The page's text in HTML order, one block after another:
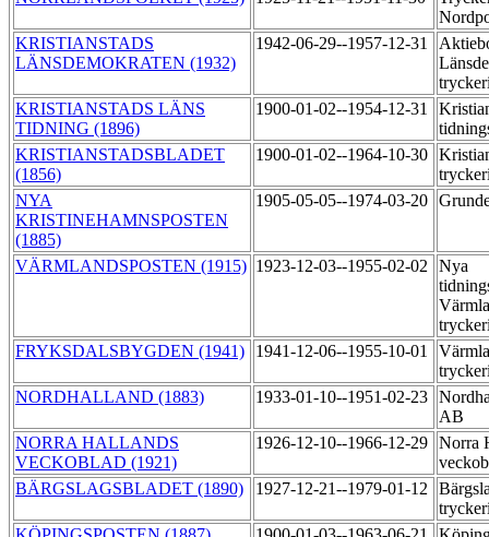
KRISTIANSTADS
LÄNSDEMOKRATEN (1932)
1942-06-29--1957-12-31
KRISTIANSTADS LÄNS
TIDNING (1896)
1900-01-02--1954-12-31
KRISTIANSTADSBLADET
(1856)
1900-01-02--1964-10-30
NYA
KRISTINEHAMNSPOSTEN
(1885)
1905-05-05--1974-03-20
VÄRMLANDSPOSTEN (1915) 1923-12-03--1955-02-02
Nya
FRYKSDALSBYGDEN (1941)
1941-12-06--1955-10-01
NORDHALLAND (1883)
1933-01-10--1951-02-23
AB
NORRA HALLANDS
VECKOBLAD (1921)
1926-12-10--1966-12-29 Norra
BÄRGSLAGSBLADET (1890)
1927-12-21--1979-01-12